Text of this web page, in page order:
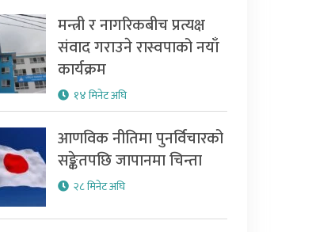
मन्त्री र नागरिकबीच प्रत्यक्ष
संवाद गराउने रास्वपाको नयाँ
कार्यक्रम
१४ मिनेट अघि
आणविक नीतिमा पुनर्विचारको
सङ्केतपछि जापानमा चिन्ता
२८ मिनेट अघि